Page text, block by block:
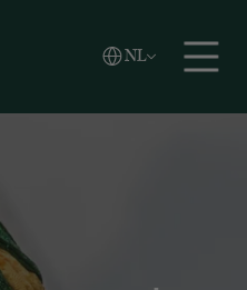
Zoeken
NL
Vlaams
English